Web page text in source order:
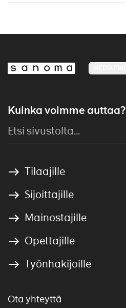
Kuinka voimme auttaa?
Tilaajille
Sijoittajille
Mainostajille
Opettajille
Työnhakijoille
Ota yhteyttä